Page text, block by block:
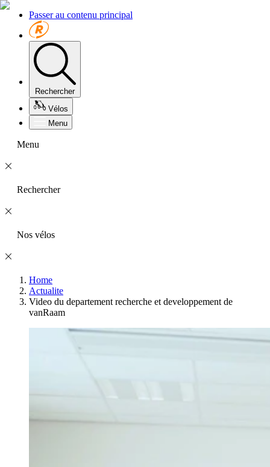
Passer au contenu principal
Rechercher
Vélos
Menu
Menu
Rechercher
Nos vélos
Home
Actualite
Video du departement recherche et developpement de
vanRaam